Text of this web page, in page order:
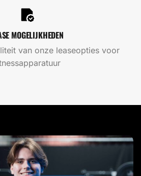
MOGELIJKHEDEN
van onze leaseopties voor